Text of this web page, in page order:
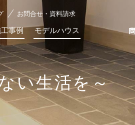
お問合せ・資料請求
事例 モデルハウス
い生活を～